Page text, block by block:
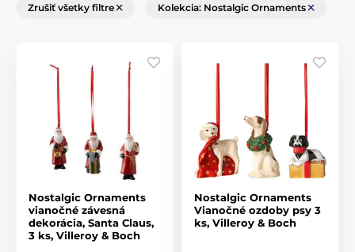
Zrušiť všetky filtre Kolekcia: Nostalgic Ornaments
Nostalgic Ornaments
vianočné závesná
dekorácia, Santa Claus,
3 ks, Villeroy & Boch
Nostalgic Ornaments
Vianočné ozdoby psy 3
ks, Villeroy & Boch